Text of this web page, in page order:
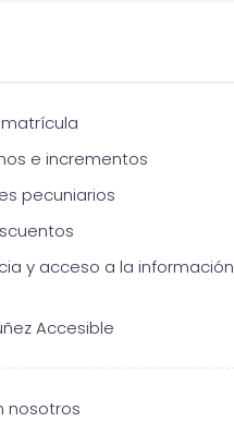
e incrementos
pecuniarios
y acceso a la información
Accesible
nosotros